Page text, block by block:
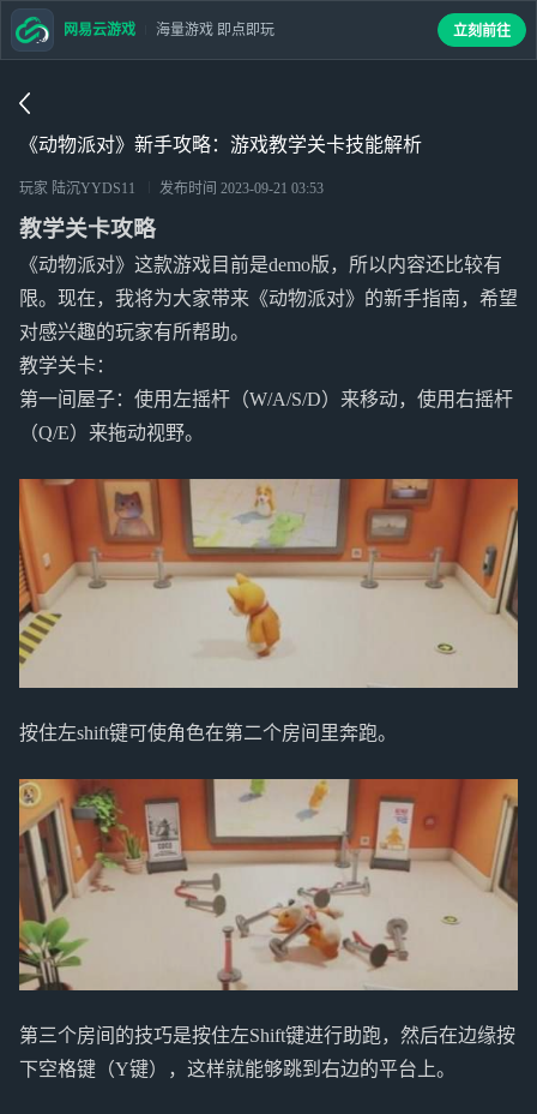
《动物派对》新手攻略：游戏教学关卡技能解析
玩家 陆沉YYDS11 发布时间 2023-09-21 03:53
教学关卡攻略
《动物派对》这款游戏目前是demo版，所以内容还比较有
限。现在，我将为大家带来《动物派对》的新手指南，希望
对感兴趣的玩家有所帮助。
教学关卡：
第一间屋子：使用左摇杆（W/A/S/D）来移动，使用右摇杆
（Q/E）来拖动视野。
按住左shift键可使角色在第二个房间里奔跑。
第三个房间的技巧是按住左Shift键进行助跑，然后在边缘按
下空格键（Y键），这样就能够跳到右边的平台上。
网易云游戏 海量游戏 即点即玩 立刻前往